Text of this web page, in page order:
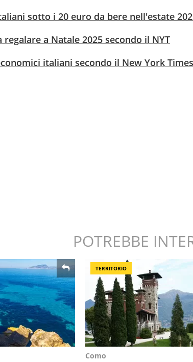
sotto i 20 euro da bere nell'estate
a Natale 2025 secondo il NYT
italiani secondo il New York Times
POTREBBE
TERRITORIO
Como